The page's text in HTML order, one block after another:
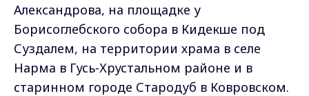
Александрова, на площадке у
Борисоглебского собора в Кидекше под
Суздалем, на территории храма в селе
Нарма в Гусь-Хрустальном районе и в
старинном городе Стародуб в Ковровском.